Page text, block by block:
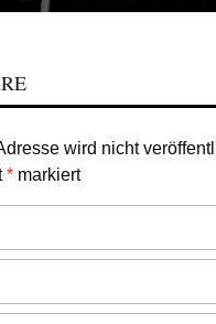
wird nicht
* markiert